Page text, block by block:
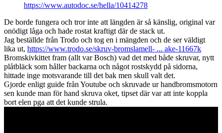
https://www.autodoc.se/hella/10414278
De borde fungera och tror inte att längden är så känslig, original var
onödigt låga och hade rostat kraftigt där de stack ut.
Jag beställde från Trodo och tog en i mängden och de ser väldigt
lika ut, https://www.trodo.se/skruv-bromslamell- ... ake-11667k
Bromskivkittet fram (allt var Bosch) vad det med både skruvar, nytt
plåtbläck som håller backarna och något rostskydd på sidorna,
hittade inge motsvarande till det bak men skull valt det.
Gjorde enligt guide från Youtube och skruvade ur handbromsmotorn
sen kunde man för hand skruva oket, tipset där var att inte koppla
bort elen pga att det kunde strula.